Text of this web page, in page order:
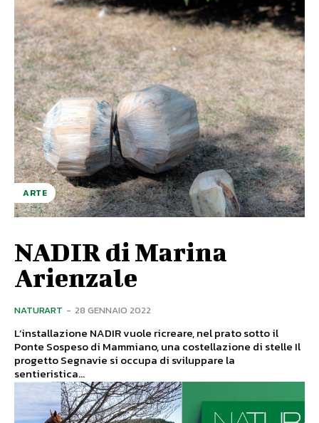
ARTE
NADIR di Marina
Arienzale
NATURART - 28 GENNAIO 2022
L’installazione NADIR vuole ricreare, nel prato sotto il
Ponte Sospeso di Mammiano, una costellazione di stelle Il
progetto Segnavie si occupa di sviluppare la
sentieristica...